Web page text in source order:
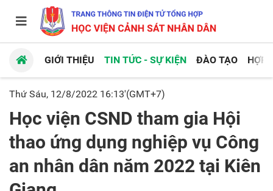
GIỚI THIỆU TIN TỨC - SỰ KIỆN ĐÀO TẠO HỢP
Thứ Sáu, 12/8/2022 16:13'(GMT+7)
Học viện CSND tham gia Hội
thao ứng dụng nghiệp vụ Công
an nhân dân năm 2022 tại Kiên